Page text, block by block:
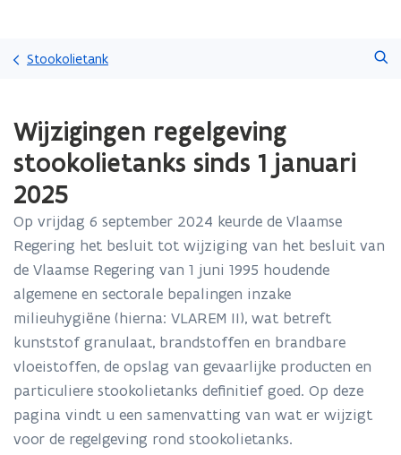
gaan
Stookolietank
met
laden.
zich
op:
Wijzigingen
regelgeving
stookolietanks
sinds
2025
Wijzigingen regelgeving
stookolietanks sinds 1 januari
2025
Op vrijdag 6 september 2024 keurde de Vlaamse
Regering het besluit tot wijziging van het besluit van
de Vlaamse Regering van 1 juni 1995 houdende
algemene en sectorale bepalingen inzake
milieuhygiëne (hierna: VLAREM II), wat betreft
kunststof granulaat, brandstoffen en brandbare
vloeistoffen, de opslag van gevaarlijke producten en
particuliere stookolietanks definitief goed. Op deze
pagina vindt u een samenvatting van wat er wijzigt
voor de regelgeving rond stookolietanks.